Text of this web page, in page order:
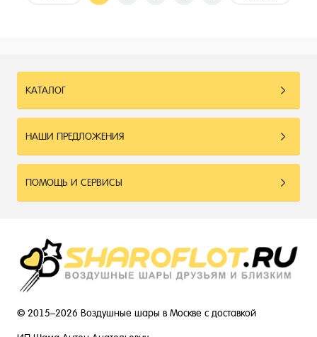
КАТАЛОГ
НАШИ ПРЕДЛОЖЕНИЯ
ПОМОЩЬ И СЕРВИСЫ
© 2015–2026 Воздушные шары в Москве с доставкой